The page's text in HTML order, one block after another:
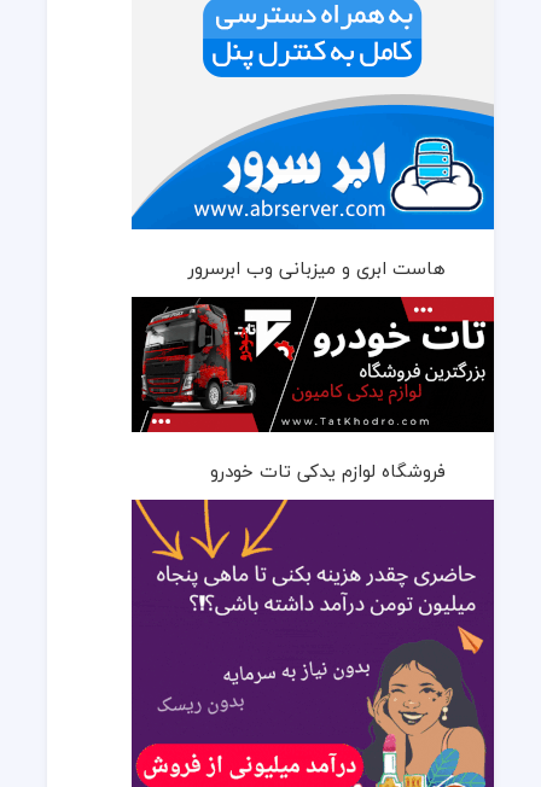
هاست ابری و میزبانی وب ابرسرور
فروشگاه لوازم یدکی تات خودرو